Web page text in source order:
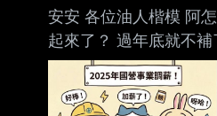
安安 各位油人楷模 阿
起來了？ 過年底就不
延退議題耶 好可憐 ㄏ
iPhone 13 --